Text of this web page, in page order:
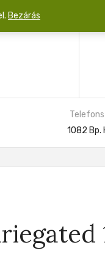
1082
Bezárás